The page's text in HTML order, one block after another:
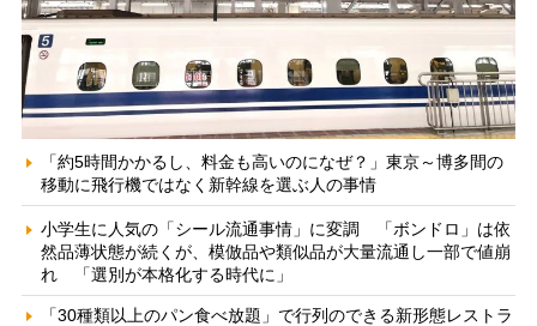
「約5時間かかるし、料金も高いのになぜ？」東京～博多間の
移動に飛行機ではなく新幹線を選ぶ人の事情
小学生に人気の「シール流通事情」に変調 「ボンドロ」は依
然品薄状態が続くが、模倣品や類似品が大量流通し一部で値崩
れ 「選別が本格化する時代に」
「30種類以上のパン食べ放題」で行列のできる新形態レストラ